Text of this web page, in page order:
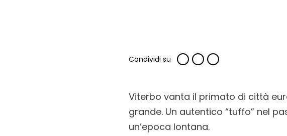
Condividi su
Viterbo vanta il primato di città
grande. Un autentico “tuffo” nel
un’epoca lontana.